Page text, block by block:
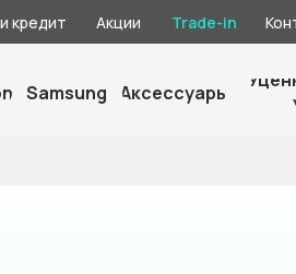
Trade-in
кредит
Samsung Аксессуары
Акции